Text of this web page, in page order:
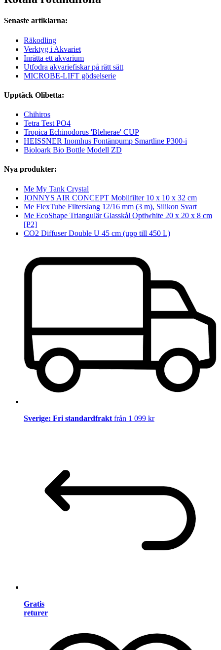
Senaste artiklarna:
Räkodling
Verktyg i Akvariet
Inrätta ett akvarium
Utfodra akvariefiskar på rätt sätt
MICROBE-LIFT gödselserie
Upptäck Olibetta:
Chihiros
Tetra Test PO4
Tropica Echinodorus 'Bleherae' CUP
HEISSNER Inomhus Fontänpump Smartline P300-i
Bioloark Bio Bottle Modell ZD
Nya produkter:
Me My Tank Crystal
JONNYS AIR CONCEPT Mobilfilter 10 x 10 x 32 cm
Me FlexTube Filterslang 12/16 mm (3 m), Silikon Svart
Me EcoShape Triangulär Glasskål Optiwhite 20 x 20 x 8 cm
[P2]
CO2 Diffuser Double U 45 cm (upp till 450 L)
Sverige: Fri standardfrakt från 1 099 kr
Gratis
returer